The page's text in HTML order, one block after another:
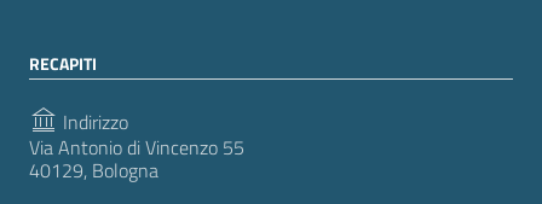
RECAPITI
Indirizzo
Via Antonio di Vincenzo 55
40129, Bologna